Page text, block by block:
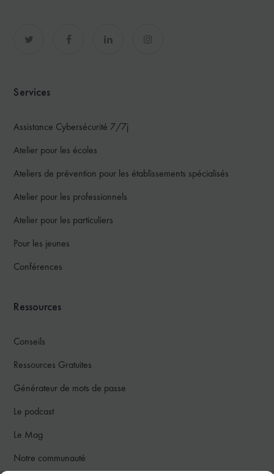
Services
Assistance Cybersécurité 7/7j
Atelier pour les écoles
Ateliers de prévention pour les établissements spécialisés
Atelier pour les professionnels
Atelier pour les particuliers
Pour les jeunes
Conférences
Ressources
Conseils
Ressources Gratuites
Générateur de mots de passe
Le podcast
Le Mag
Notre communauté